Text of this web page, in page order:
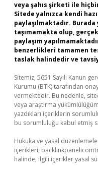
veya şahıs şirketi ile
Sitede yalnızca kendi
paylaşılmaktadır.
taşımamakta olup,
paylaşım
benzerlikleri tamamen
taslak halindedir ve
Sitemiz, 5651 Sayılı Kanun
Kurumu (BTK) tarafından
vermektedir. Bu nedenle,
veya araştırma
yazdıkları içeriklerin
bu sorumluluğu kabul etmiş
Hukuka ve yasal
içerikleri,
halinde, ilgili içerikler yasal